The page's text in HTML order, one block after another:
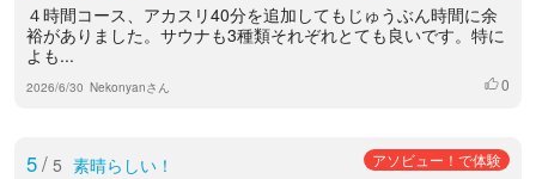
４時間コース、アカスリ40分を追加してもじゅうぶん時間に余
裕がありました。サウナも3種類それぞれとても良いです。特に
よも...
2026/6/30 Nekonyanさん いいね
0
5/ 5 素晴らしい！ アソビュー！で体験